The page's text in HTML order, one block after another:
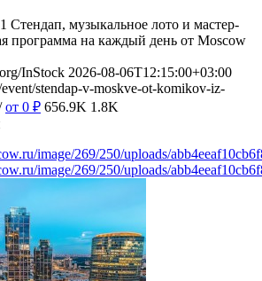
Стендап, музыкальное лото и мастер-
программа на каждый день от Moscow
InStock 2026-08-06T12:15:00+03:00
stendap-v-moskve-ot-komikov-iz-
от 0 ₽ 656.9K 1.8K
image/269/250/uploads/
image/269/250/uploads/